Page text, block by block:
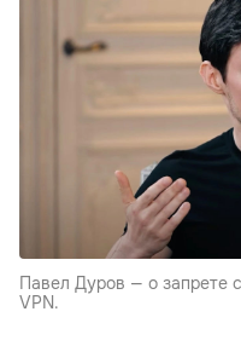
Павел Дуров — о запрете
VPN.